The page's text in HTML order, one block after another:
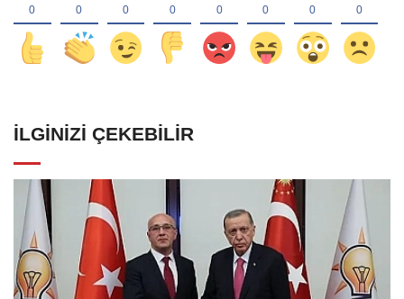
İLGINIZI ÇEKEBILIR